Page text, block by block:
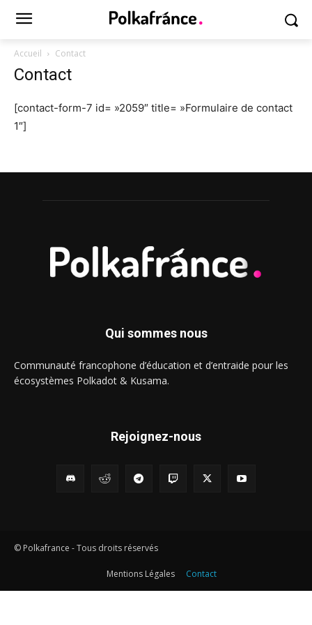
Accueil Contact
Contact
[contact-form-7 id= »2059″ title= »Formulaire de contact
1″]
Qui sommes nous
Communauté francophone d’éducation et d’entraide pour les
écosystèmes Polkadot & Kusama.
Rejoignez-nous
© Polkafrance - Tous droits réservés
Mentions Légales Contact